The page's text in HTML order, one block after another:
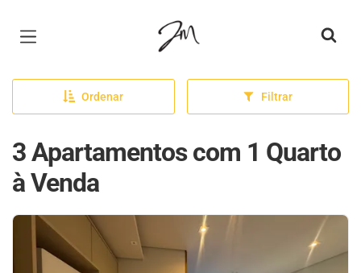
Página inicial
Ordenar Filtrar
3 Apartamentos com 1 Quarto
à Venda